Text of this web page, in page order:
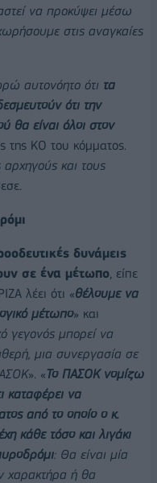
να προκύψει μέσω
στις αναγκαίες
αυτονόητο ότι τα
ότι την
θα είναι όλοι στον
της ΚΟ του κόμματος.
και τους
δυνάμεις
σε ένα μέτωπο , είπε
λέει ότι «θέλουμε να
μέτωπο» και
γεγονός μπορεί να
μια συνεργασία σε
». «Το ΠΑΣΟΚ νομίζω
καταφέρει να
από το οποίο ο κ.
κάθε τόσο και λιγάκι
: Θα είναι μία
χαρακτήρα ή θα